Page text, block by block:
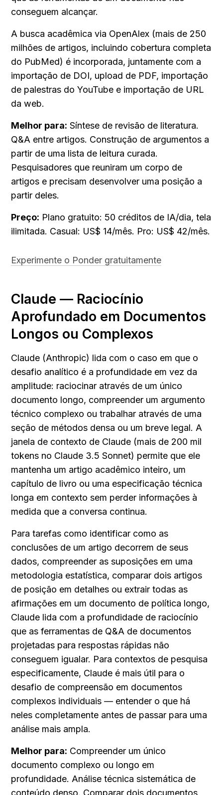
conseguem alcançar.
A busca acadêmica via OpenAlex (mais de 250
milhões de artigos, incluindo cobertura completa
do PubMed) é incorporada, juntamente com a
importação de DOI, upload de PDF, importação
de palestras do YouTube e importação de URL
da web.
Melhor para: Síntese de revisão de literatura.
Q&A entre artigos. Construção de argumentos a
partir de uma lista de leitura curada.
Pesquisadores que reuniram um corpo de
artigos e precisam desenvolver uma posição a
partir deles.
Preço: Plano gratuito: 50 créditos de IA/dia, tela
ilimitada. Casual: US$ 14/mês. Pro: US$ 42/mês.
Experimente o Ponder gratuitamente
Claude — Raciocínio
Aprofundado em Documentos
Longos ou Complexos
Claude (Anthropic) lida com o caso em que o
desafio analítico é a profundidade em vez da
amplitude: raciocinar através de um único
documento longo, compreender um argumento
técnico complexo ou trabalhar através de uma
seção de métodos densa ou um breve legal. A
janela de contexto de Claude (mais de 200 mil
tokens no Claude 3.5 Sonnet) permite que ele
mantenha um artigo acadêmico inteiro, um
capítulo de livro ou uma especificação técnica
longa em contexto sem perder informações à
medida que a conversa continua.
Para tarefas como identificar como as
conclusões de um artigo decorrem de seus
dados, compreender as suposições em uma
metodologia estatística, comparar dois artigos
de posição em detalhes ou extrair todas as
afirmações em um documento de política longo,
Claude lida com a profundidade de raciocínio
que as ferramentas de Q&A de documentos
projetadas para respostas rápidas não
conseguem igualar. Para contextos de pesquisa
especificamente, Claude é mais útil para o
desafio de compreensão em documentos
complexos individuais — entender o que há
neles completamente antes de passar para uma
análise mais ampla.
Melhor para: Compreender um único
documento complexo ou longo em
profundidade. Análise técnica sistemática de
conteúdo denso. Comparar dois documentos